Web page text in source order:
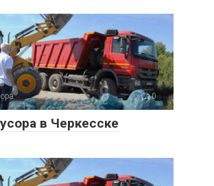
0
в Черкесске